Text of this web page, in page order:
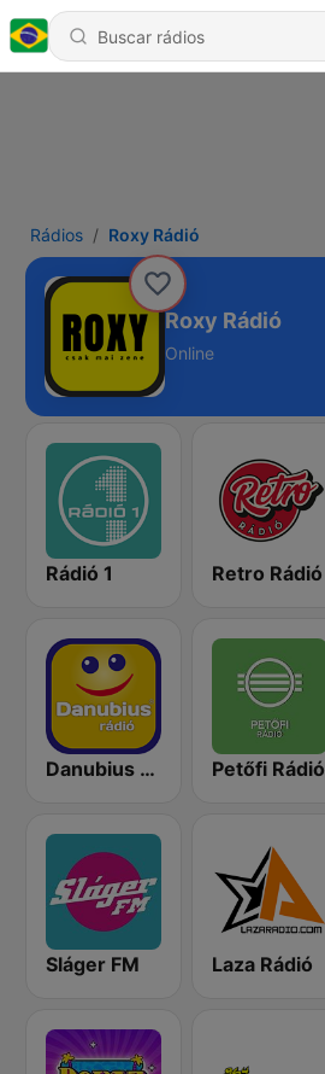
Rádios Roxy Rádió
Roxy Rádió
Online
Rádió 1 Retro Rádió
Danubius Rádió Petőfi Rádió
Sláger FM Laza Rádió